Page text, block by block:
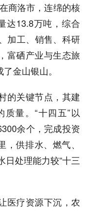
商洛市，连绵的核
达13.8万吨，综合
加工、销售、科研
富硒产业与生态旅
金山银山。
的关键节点，其建
量。“十四五”以
余个，完成投资
供排水、燃气、
日处理能力较“十三
医疗资源下沉，农